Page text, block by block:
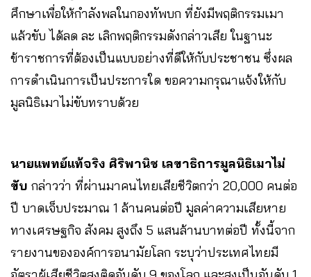
ศึกษาเพื่อให้กำลังพลในกองทัพบก ที่ยังมีพฤติกรรมเมา
แล้วขับ ได้ลด ละ เลิกพฤติกรรมดังกล่าวเสีย ในฐานะ
ข้าราชการที่ต้องเป็นแบบอย่างที่ดีให้กับประชาชน ซึ่งผล
การดำเนินการเป็นประการใด ขอความกรุณาแจ้งให้กับ
มูลนิธิเมาไม่ขับทราบด้วย
นายแพทย์แท้จริง ศิริพานิช เลขาธิการมูลนิธิเมาไม่
ขับ กล่าวว่า ที่ผ่านมาคนไทยเสียชีวิตกว่า 20,000 คนต่อ
ปี บาดเจ็บประมาณ 1 ล้านคนต่อปี มูลค่าความเสียหาย
ทางเศรษฐกิจ สังคม สูงถึง 5 แสนล้านบาทต่อปี ทั้งนี้จาก
รายงานขององค์การอนามัยโลก ระบุว่าประเทศไทยมี